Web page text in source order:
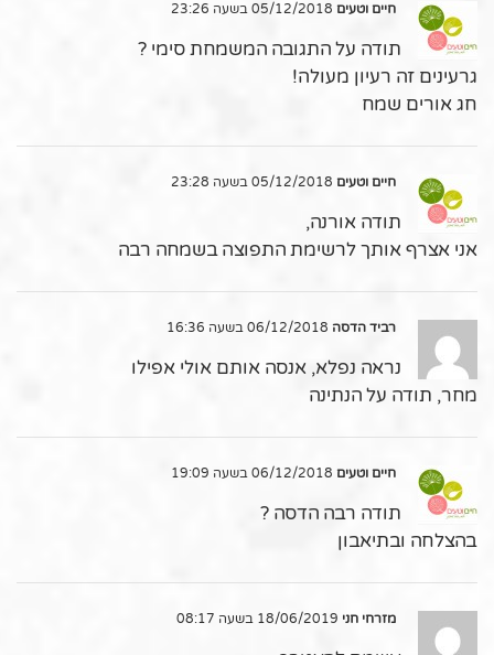
חיים וטעים
תודה על התגובה המשמחת סימי ?
גרעינים זה רעיון מעולה!
חג אורים שמח
חיים וטעים
תודה אורנה,
אני אצרף אותך לרשימת התפוצה בשמחה רבה
רביד הדסה
נראה נפלא, אנסה אותם אולי אפילו
מחר, תודה על הנתינה
חיים וטעים
תודה רבה הדסה ?
בהצלחה ובתיאבון
מזרחי חני